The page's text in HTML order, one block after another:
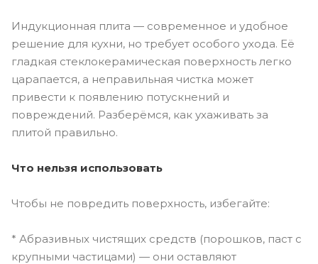
Индукционная плита — современное и удобное
решение для кухни, но требует особого ухода. Её
гладкая стеклокерамическая поверхность легко
царапается, а неправильная чистка может
привести к появлению потускнений и
повреждений. Разберёмся, как ухаживать за
плитой правильно.
Что нельзя использовать
Чтобы не повредить поверхность, избегайте:
* Абразивных чистящих средств (порошков, паст с
крупными частицами) — они оставляют